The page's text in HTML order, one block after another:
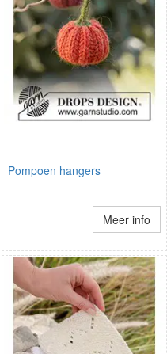
Pompoen hangers
Meer info